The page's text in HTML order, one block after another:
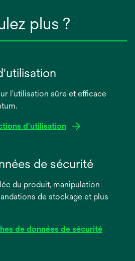
plus ?
l'utilisation sûre et efficace
d'utilisation
de sécurité
du produit, manipulation
de stockage et plus
de données de sécurité